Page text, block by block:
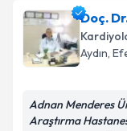
Dr. Öğr.
talebi
için bir takvim
E-posta
Doç.
Aydın,
Adnan Menderes
Araştırma